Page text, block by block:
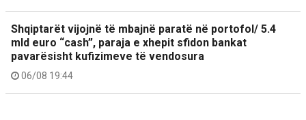
Shqiptarët vijojnë të mbajnë paratë në portofol/ 5.4
mld euro “cash”, paraja e xhepit sfidon bankat
pavarësisht kufizimeve të vendosura
06/08 19:44